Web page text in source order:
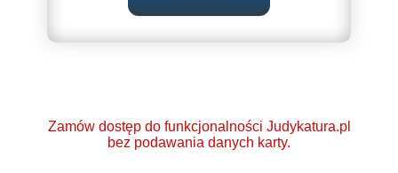
Zamów dostęp do funkcjonalności Judykatura.pl
bez podawania danych karty.